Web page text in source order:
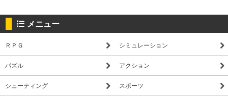
メニュー
ＲＰＧ シミュレーション
パズル アクション
シューティング スポーツ